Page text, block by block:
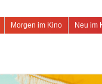
Neu im
Morgen im Kino